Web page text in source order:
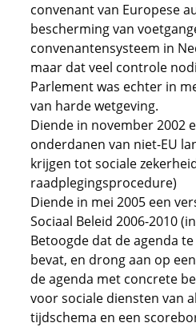
convenant van Europese
bescherming van
convenantensysteem in
maar dat veel controle
Parlement was echter in
van harde wetgeving.
Diende in november 2002
onderdanen van niet-EU
krijgen tot sociale
raadplegingsprocedure)
Diende in mei 2005 een
Sociaal Beleid 2006-2010
Betoogde dat de agenda
bevat, en drong aan op
de agenda met concrete
voor sociale diensten van
tijdschema en een